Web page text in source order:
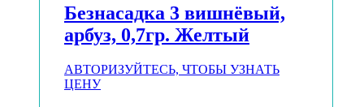
Безнасадка 3 вишнёвый,
арбуз, 0,7гр. Желтый
АВТОРИЗУЙТЕСЬ, ЧТОБЫ УЗНАТЬ
ЦЕНУ